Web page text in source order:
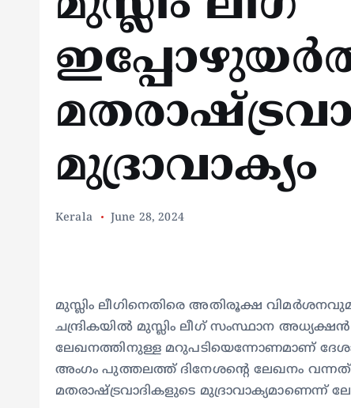
മുദ്രാവാക്യം
Kerala June 28, 2024
മുസ്ലിം ലീഗിനെതിരെ അതിരൂക്ഷ
ചന്ദ്രികയിൽ മുസ്ലിം ലീഗ് സംസ്ഥാന
ലേഖനത്തിനുള്ള മറുപടിയെന്നോണമാണ്
അംഗം പുത്തലത്ത് ദിനേശൻ്റെ ലേഖനം
മതരാഷ്ട്രവാദികളുടെ മുദ്രാവാക്യമാണെന്ന്